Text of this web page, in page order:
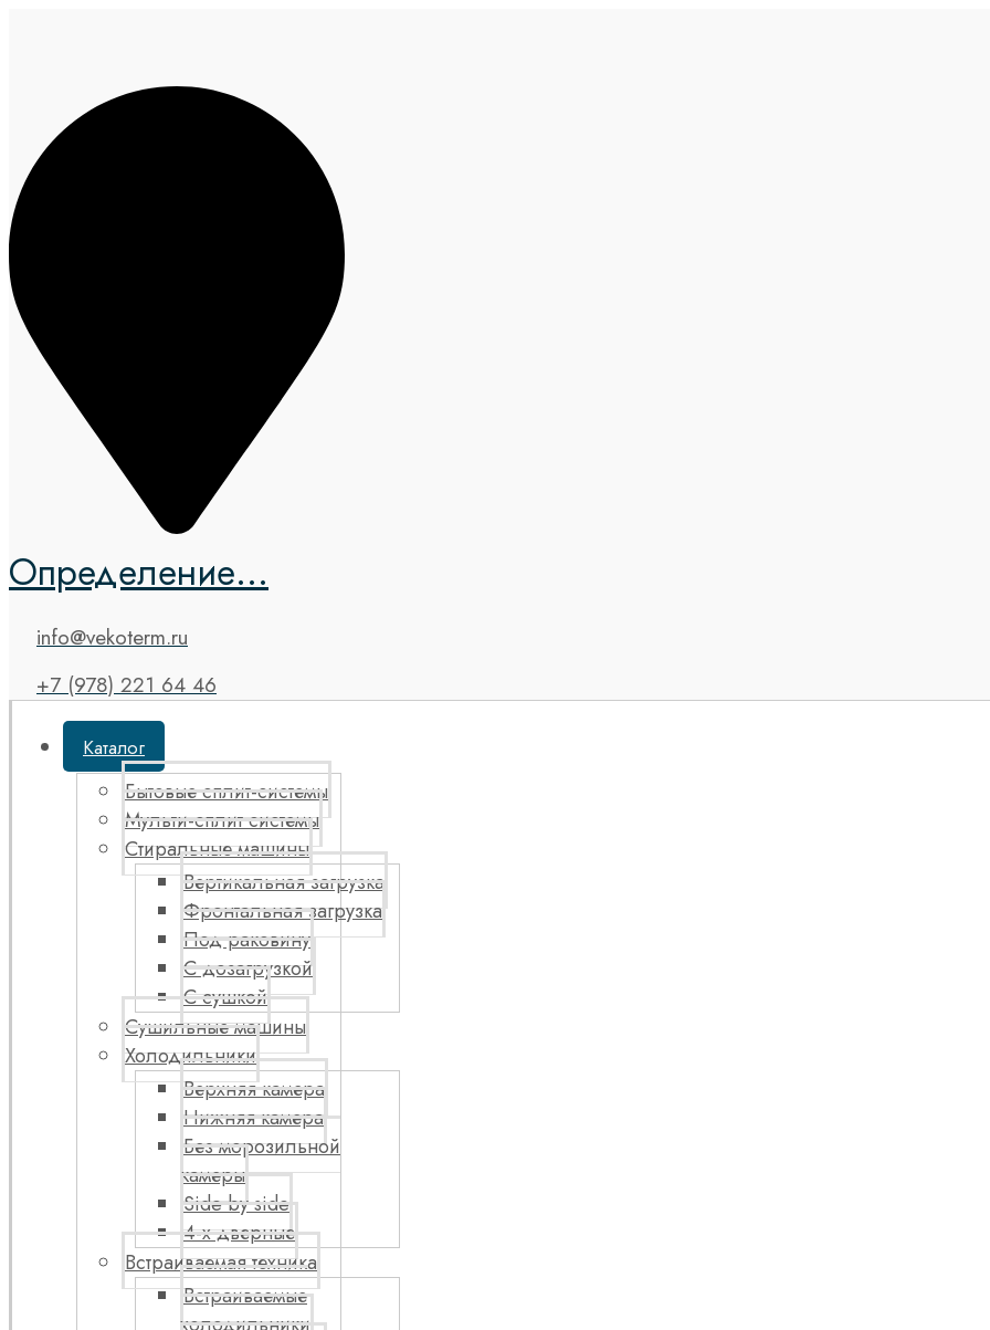
Определение...
info@vekoterm.ru
+7 (978) 221 64 46
Каталог
Бытовые сплит-системы
Мульти-сплит системы
Стиральные машины
Вертикальная загрузка
Фронтальная загрузка
Под раковину
С дозагрузкой
С сушкой
Сушильные машины
Холодильники
Верхняя камера
Нижняя камера
Без морозильной
камеры
Side by side
4-х дверные
Встраиваемая техника
Встраиваемые